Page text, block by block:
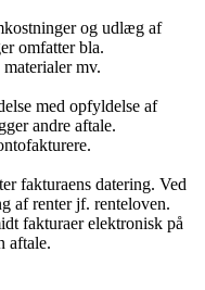
og udlæg af
omfatter bla.
mv.
med opfyldelse af
andre aftale.
fakturaens datering. Ved
af renter jf. renteloven.
fakturaer elektronisk på
aftale.